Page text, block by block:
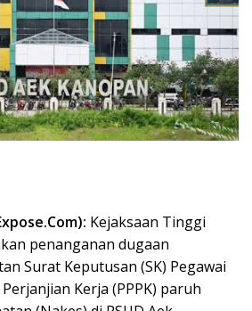
Kejaksaan Tinggi
penanganan dugaan
Surat Keputusan (SK) Pegawai
Kerja (PPPK) paruh